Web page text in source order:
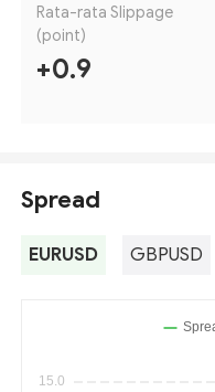
Rata-rata Slippage
(point)
+0.9
Spread
EURUSD GBPUSD